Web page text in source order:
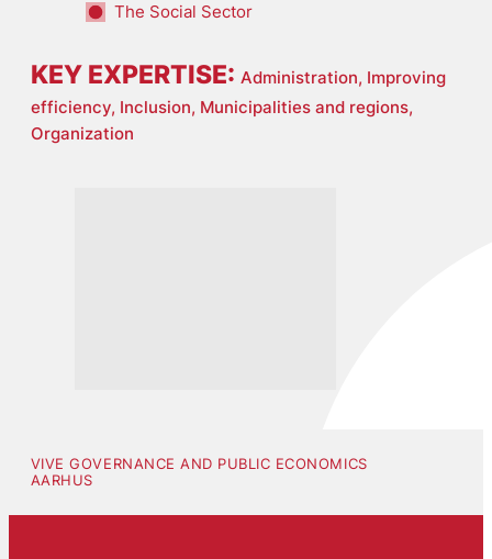
The Social Sector
KEY EXPERTISE: Administration, Improving
efficiency, Inclusion, Municipalities and regions,
Organization
VIVE GOVERNANCE AND PUBLIC ECONOMICS
AARHUS